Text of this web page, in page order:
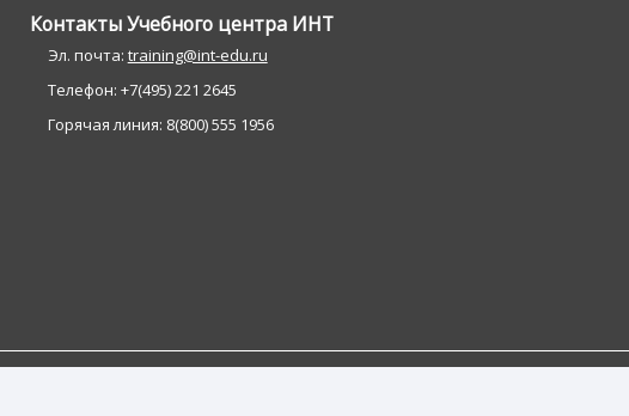
Контакты Учебного центра ИНT
Эл. почта: training@int-edu.ru
Телефон: +7(495) 221 2645
Горячая линия: 8(800) 555 1956